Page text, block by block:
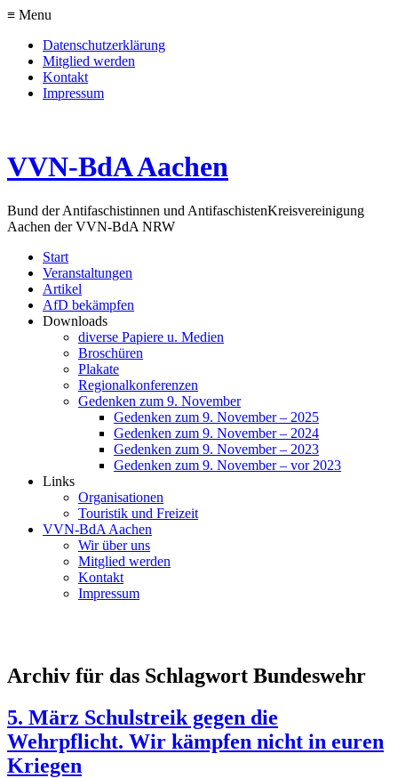
≡ Menu
Datenschutzerklärung
Mitglied werden
Kontakt
Impressum
VVN-BdA Aachen
Bund der Antifaschistinnen und AntifaschistenKreisvereinigung
Aachen der VVN-BdA NRW
Start
Veranstaltungen
Artikel
AfD bekämpfen
Downloads
diverse Papiere u. Medien
Broschüren
Plakate
Regionalkonferenzen
Gedenken zum 9. November
Gedenken zum 9. November – 2025
Gedenken zum 9. November – 2024
Gedenken zum 9. November – 2023
Gedenken zum 9. November – vor 2023
Links
Organisationen
Touristik und Freizeit
VVN-BdA Aachen
Wir über uns
Mitglied werden
Kontakt
Impressum
Archiv für das Schlagwort Bundeswehr
5. März Schulstreik gegen die
Wehrpflicht. Wir kämpfen nicht in euren
Kriegen